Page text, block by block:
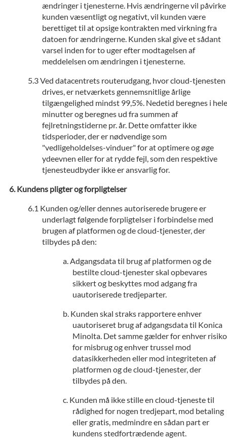
ændringer i tjenesterne. Hvis ændringerne vil påvirke
kunden væsentligt og negativt, vil kunden være
berettiget til at opsige kontrakten med virkning fra
datoen for ændringerne. Kunden skal give et sådant
varsel inden for to uger efter modtagelsen af
meddelelsen om ændringen i tjenesterne.
Ved datacentrets routerudgang, hvor cloud-tjenesten
drives, er netværkets gennemsnitlige årlige
tilgængelighed mindst 99,5%. Nedetid beregnes i hele
minutter og beregnes ud fra summen af
fejlretningstiderne pr. år. Dette omfatter ikke
tidsperioder, der er nødvendige som
"vedligeholdelses-vinduer" for at optimere og øge
ydeevnen eller for at rydde fejl, som den respektive
tjenesteudbyder ikke er ansvarlig for.
Kundens pligter og forpligtelser
Kunden og/eller dennes autoriserede brugere er
underlagt følgende forpligtelser i forbindelse med
brugen af platformen og de cloud-tjenester, der
tilbydes på den:
Adgangsdata til brug af platformen og de
bestilte cloud-tjenester skal opbevares
sikkert og beskyttes mod adgang fra
uautoriserede tredjeparter.
Kunden skal straks rapportere enhver
uautoriseret brug af adgangsdata til Konica
Minolta. Det samme gælder for enhver risiko
for misbrug og enhver trussel mod
datasikkerheden eller mod integriteten af
platformen og de cloud-tjenester, der
tilbydes på den.
Kunden må ikke stille en cloud-tjeneste til
rådighed for nogen tredjepart, mod betaling
eller gratis, medmindre en sådan part er
kundens stedfortrædende agent.